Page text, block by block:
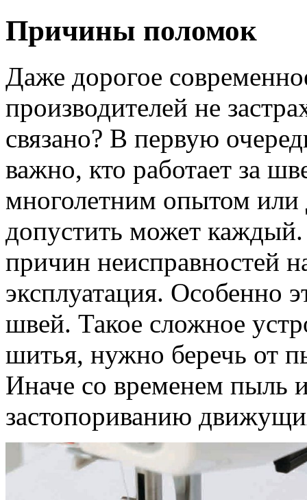
Причины поломок
Даже дорогое
производителей не
связано? В первую
важно, кто работает за
многолетним опытом
допустить может
причин неисправностей
эксплуатация. Особенно
швей. Такое сложное
шитья, нужно беречь от
Иначе со временем пыль
застопориванию